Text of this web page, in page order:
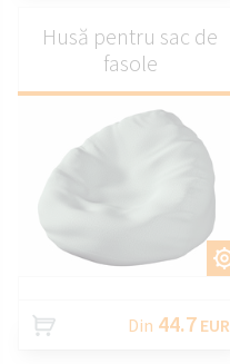
PERSONALIZAȚI
Husă pentru sac de
fasole
Din 44.7 EUR